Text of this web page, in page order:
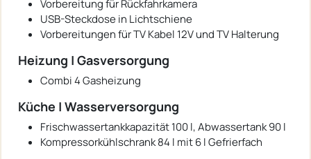
Vorbereitung für Rückfahrkamera
USB-Steckdose in Lichtschiene
Vorbereitungen für TV Kabel 12V und TV Halterung
Heizung | Gasversorgung
Combi 4 Gasheizung
Küche | Wasserversorgung
Frischwassertankkapazität 100 l, Abwassertank 90 l
Kompressorkühlschrank 84 l mit 6 l Gefrierfach